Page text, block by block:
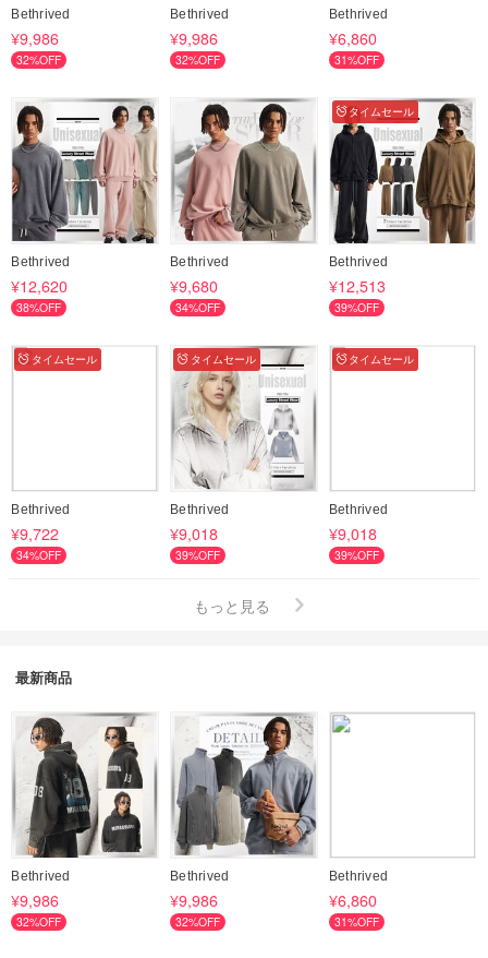
Bethrived
¥9,986
32%OFF
Bethrived
¥9,986
32%OFF
Bethrived
¥6,860
31%OFF
Bethrived
¥12,620
38%OFF
Bethrived
¥9,680
34%OFF
タイムセール
Bethrived
¥12,513
39%OFF
タイムセール
Bethrived
¥9,722
34%OFF
タイムセール
Bethrived
¥9,018
39%OFF
タイムセール
Bethrived
¥9,018
39%OFF
もっと見る
最新商品
Bethrived
¥9,986
32%OFF
Bethrived
¥9,986
32%OFF
Bethrived
¥6,860
31%OFF